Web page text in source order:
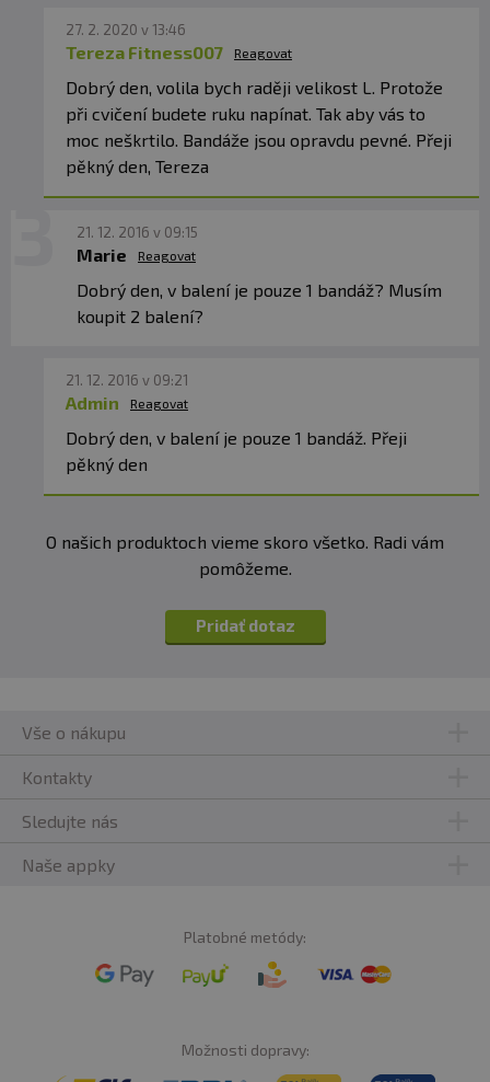
27. 2. 2020 v 13:46
Tereza Fitness007 Reagovat
Dobrý den, volila bych raději velikost L. Protože
při cvičení budete ruku napínat. Tak aby vás to
moc neškrtilo. Bandáže jsou opravdu pevné. Přeji
pěkný den, Tereza
21. 12. 2016 v 09:15
Marie Reagovat
Dobrý den, v balení je pouze 1 bandáž? Musím
koupit 2 balení?
21. 12. 2016 v 09:21
Admin Reagovat
Dobrý den, v balení je pouze 1 bandáž. Přeji
pěkný den
O našich produktoch vieme skoro všetko. Radi vám
pomôžeme.
Pridať dotaz
Vše o nákupu
Kontakty
Sledujte nás
Naše appky
Platobné metódy:
Možnosti dopravy: